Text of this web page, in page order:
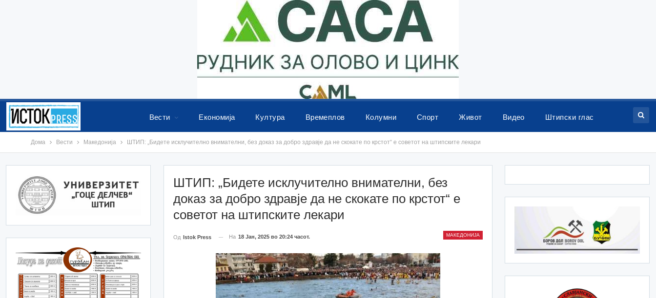
Вести Економија Култура Времеплов Колумни Спорт Живот Видео Штипски глас
Дома Вести Македонија ШТИП: „Бидете исклучително внимателни, без доказ за добро здравје да не скокате по крстот“ е советот на штипските лекари
ШТИП: „Бидете исклучително внимателни, без
доказ за добро здравје да не скокате по крстот“ е
советот на штипските лекари
МАКЕДОНИЈА
Од Istok Press На 18 Јан, 2025 во 20:24 часот.